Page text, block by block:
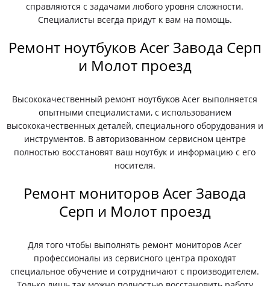
справляются с задачами любого уровня сложности.
Специалисты всегда придут к вам на помощь.
Ремонт ноутбуков Acer Завода Серп
и Молот проезд
Высококачественный ремонт ноутбуков Acer выполняется
опытными специалистами, с использованием
высококачественных деталей, специального оборудования и
инструментов. В авторизованном сервисном центре
полностью восстановят ваш ноутбук и информацию с его
носителя.
Ремонт мониторов Acer Завода
Серп и Молот проезд
Для того чтобы выполнять ремонт мониторов Acer
профессионалы из сервисного центра проходят
специальное обучение и сотрудничают с производителем.